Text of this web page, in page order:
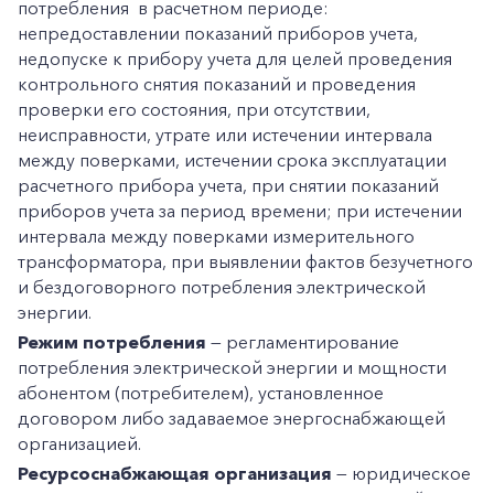
потребления в расчетном периоде:
непредоставлении показаний приборов учета,
недопуске к прибору учета для целей проведения
контрольного снятия показаний и проведения
проверки его состояния, при отсутствии,
неисправности, утрате или истечении интервала
между поверками, истечении срока эксплуатации
расчетного прибора учета, при снятии показаний
приборов учета за период времени; при истечении
интервала между поверками измерительного
трансформатора, при выявлении фактов безучетного
и бездоговорного потребления электрической
энергии.
Режим потребления — регламентирование
потребления электрической энергии и мощности
абонентом (потребителем), установленное
договором либо задаваемое энергоснабжающей
организацией.
Ресурсоснабжающая организация — юридическое